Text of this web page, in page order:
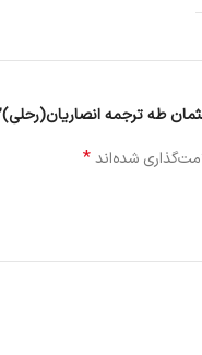
طه ترجمه
شده‌اند*